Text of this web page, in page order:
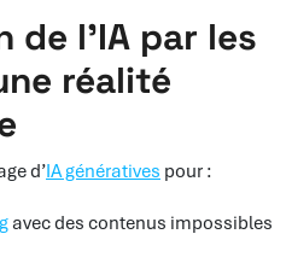
l’IA par les
réalité
d’IA génératives pour :
avec des contenus impossibles